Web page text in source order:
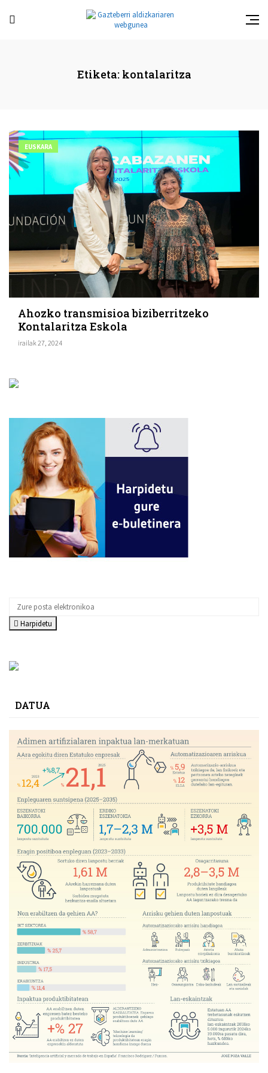
Etiketa: kontalaritza
EUSKARA
Ahozko transmisioa biziberritzeko
Kontalaritza Eskola
irailak 27, 2024
Harpidetu
DATUA